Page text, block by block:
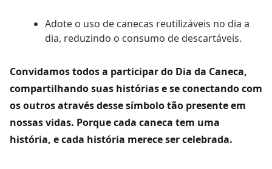
Adote o uso de canecas reutilizáveis no dia a
dia, reduzindo o consumo de descartáveis.
Convidamos todos a participar do Dia da Caneca,
compartilhando suas histórias e se conectando com
os outros através desse símbolo tão presente em
nossas vidas. Porque cada caneca tem uma
história, e cada história merece ser celebrada.